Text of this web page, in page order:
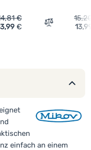
€
€ Vergleichen
einfach an einem